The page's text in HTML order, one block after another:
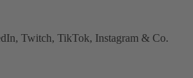
Twitch, TikTok, Instagram & Co.